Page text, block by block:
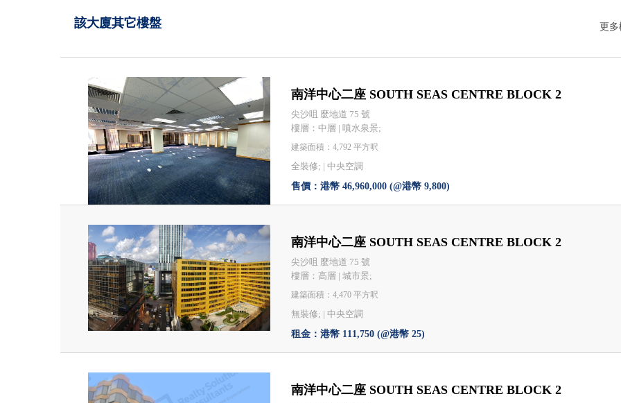
該大廈其它樓盤 更
南洋中心二座 SOUTH SEAS CENTRE BLOCK 2
尖沙咀 麼地道 75 號
樓層：中層 | 噴水泉景;
建築面積：4,792 平方呎
全裝修; |中央空調
售價：港幣 46,960,000 (@港幣 9,800)
南洋中心二座 SOUTH SEAS CENTRE BLOCK 2
尖沙咀 麼地道 75 號
樓層：高層 | 城市景;
建築面積：4,470 平方呎
無裝修; |中央空調
租金：港幣 111,750 (@港幣 25)
南洋中心二座 SOUTH SEAS CENTRE BLOCK 2